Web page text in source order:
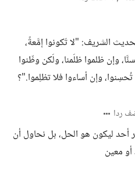
الشريف: "لا تَكونوا إمَّعةً،
وإن ظلموا ظلَمنا، ولَكن وطِّنوا
وإن أساءوا فلا تظلِموا."؟
ردا
أحد ليكون هو الحل، بل نحاول أن
معين